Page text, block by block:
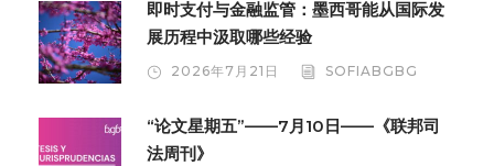
即时支付与金融监管：墨西哥能从国际发
展历程中汲取哪些经验
2026年7月21日 SOFIABGBG
“论文星期五”——7月10日——《联邦司
法周刊》